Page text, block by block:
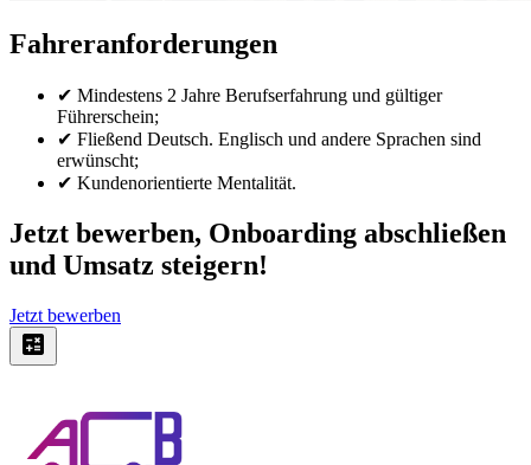
Fahreranforderungen
✔ Mindestens 2 Jahre Berufserfahrung und gültiger
Führerschein;
✔ Fließend Deutsch. Englisch und andere Sprachen sind
erwünscht;
✔ Kundenorientierte Mentalität.
Jetzt bewerben, Onboarding abschließen
und Umsatz steigern!
Jetzt bewerben